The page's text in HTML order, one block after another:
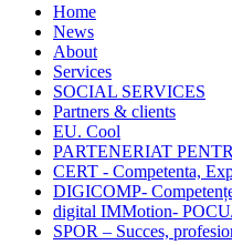
Home
News
About
Services
SOCIAL SERVICES
Partners & clients
EU. Cool
PARTENERIAT
CERT - Competenta,
DIGICOMP-
digital IMMotion-
SPOR – Succes,